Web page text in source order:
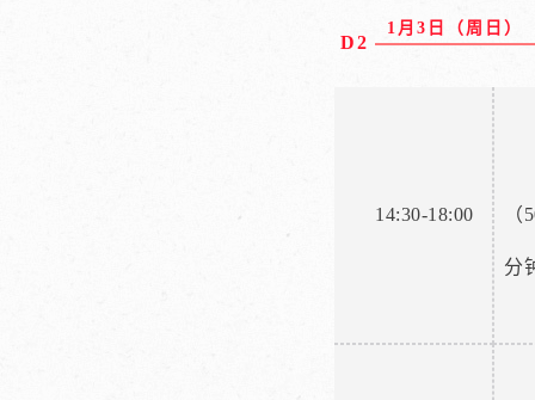
D2
1月3日（周日）
14:30-18:00 （
分